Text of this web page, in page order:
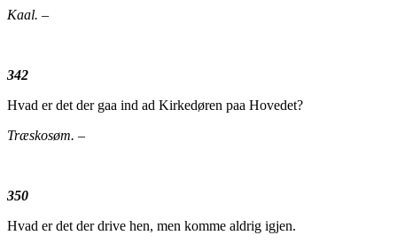
Kaal. –
342
Hvad er det der gaa ind ad Kirkedøren paa Hovedet?
Træskosøm. –
350
Hvad er det der drive hen, men komme aldrig igjen.